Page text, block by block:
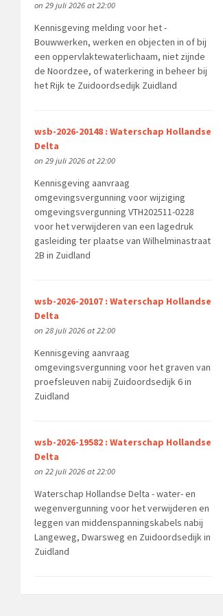
on 29 juli 2026 at 22:00
Kennisgeving melding voor het -
Bouwwerken, werken en objecten in of bij
een oppervlaktewaterlichaam, niet zijnde
de Noordzee, of waterkering in beheer bij
het Rijk te Zuidoordsedijk Zuidland
wsb-2026-20148 : Waterschap Hollandse
Delta
on 29 juli 2026 at 22:00
Kennisgeving aanvraag
omgevingsvergunning voor wijziging
omgevingsvergunning VTH202511-0228
voor het verwijderen van een lagedruk
gasleiding ter plaatse van Wilhelminastraat
2B in Zuidland
wsb-2026-20107 : Waterschap Hollandse
Delta
on 28 juli 2026 at 22:00
Kennisgeving aanvraag
omgevingsvergunning voor het graven van
proefsleuven nabij Zuidoordsedijk 6 in
Zuidland
wsb-2026-19582 : Waterschap Hollandse
Delta
on 22 juli 2026 at 22:00
Waterschap Hollandse Delta - water- en
wegenvergunning voor het verwijderen en
leggen van middenspanningskabels nabij
Langeweg, Dwarsweg en Zuidoordsedijk in
Zuidland